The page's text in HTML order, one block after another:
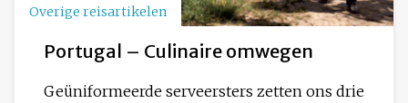
Overige reisartikelen
Portugal – Culinaire omwegen
Geüniformeerde serveersters zetten ons drie